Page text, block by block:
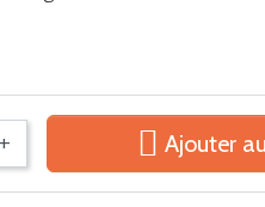
+  Ajouter